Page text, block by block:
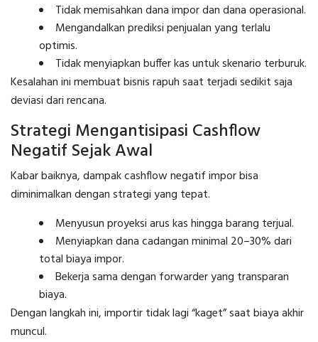
Tidak memisahkan dana impor dan dana operasional.
Mengandalkan prediksi penjualan yang terlalu
optimis.
Tidak menyiapkan buffer kas untuk skenario terburuk.
Kesalahan ini membuat bisnis rapuh saat terjadi sedikit saja
deviasi dari rencana.
Strategi Mengantisipasi Cashflow
Negatif Sejak Awal
Kabar baiknya, dampak cashflow negatif impor bisa
diminimalkan dengan strategi yang tepat.
Menyusun proyeksi arus kas hingga barang terjual.
Menyiapkan dana cadangan minimal 20–30% dari
total biaya impor.
Bekerja sama dengan forwarder yang transparan
biaya.
Dengan langkah ini, importir tidak lagi “kaget” saat biaya akhir
muncul.